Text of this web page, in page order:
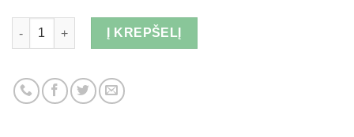
Kiekis
Į KREPŠELĮ